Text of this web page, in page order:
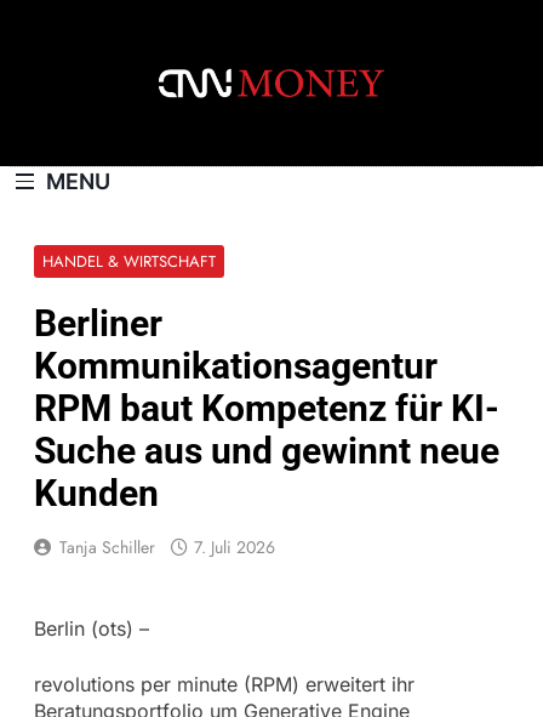
MENU
HANDEL & WIRTSCHAFT
Berliner
Kommunikationsagentur
RPM baut Kompetenz für KI-
Suche aus und gewinnt neue
Kunden
Tanja Schiller 7. Juli 2026
Berlin (ots) –
revolutions per minute (RPM) erweitert ihr
Beratungsportfolio um Generative Engine